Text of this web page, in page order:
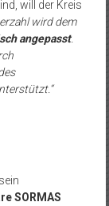
will der Kreis
wird dem
angepasst.
SORMAS